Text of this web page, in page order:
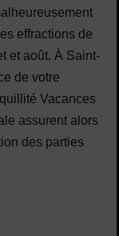
effractions de
et août. À Saint-
de votre
Vacances
assurent alors
des parties